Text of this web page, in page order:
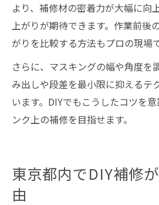
より、補修材の密着力が大幅に向
上がりが期待できます。作業前後
がりを比較する方法もプロの現場
さらに、マスキングの幅や角度を
み出しや段差を最小限に抑えるテ
います。DIYでもこうしたコツを
ンク上の補修を目指せます。
東京都内でDIY補修
由